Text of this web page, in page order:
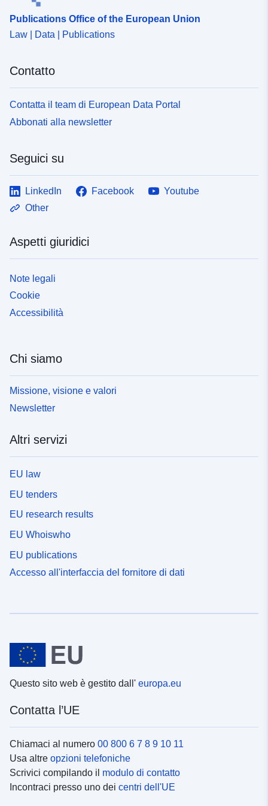
Publications Office of the European Union
Law | Data | Publications
Contatto
Contatta il team di European Data Portal
Abbonati alla newsletter
Seguici su
LinkedIn Facebook
Youtube
Other
Aspetti giuridici
Note legali
Cookie
Accessibilità
Chi siamo
Missione, visione e valori
Newsletter
Altri servizi
EU law
EU tenders
EU research results
EU Whoiswho
EU publications
Accesso all'interfaccia del fornitore di dati
Questo sito web è gestito dall' europa.eu
Contatta l’UE
Chiamaci al numero 00 800 6 7 8 9 10 11
Usa altre opzioni telefoniche
Scrivici compilando il modulo di contatto
Incontraci presso uno dei centri dell'UE